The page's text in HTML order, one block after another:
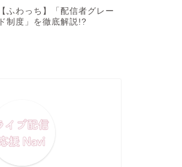
【ふわっち】「配信者グレー
ド制度」を徹底解説!?